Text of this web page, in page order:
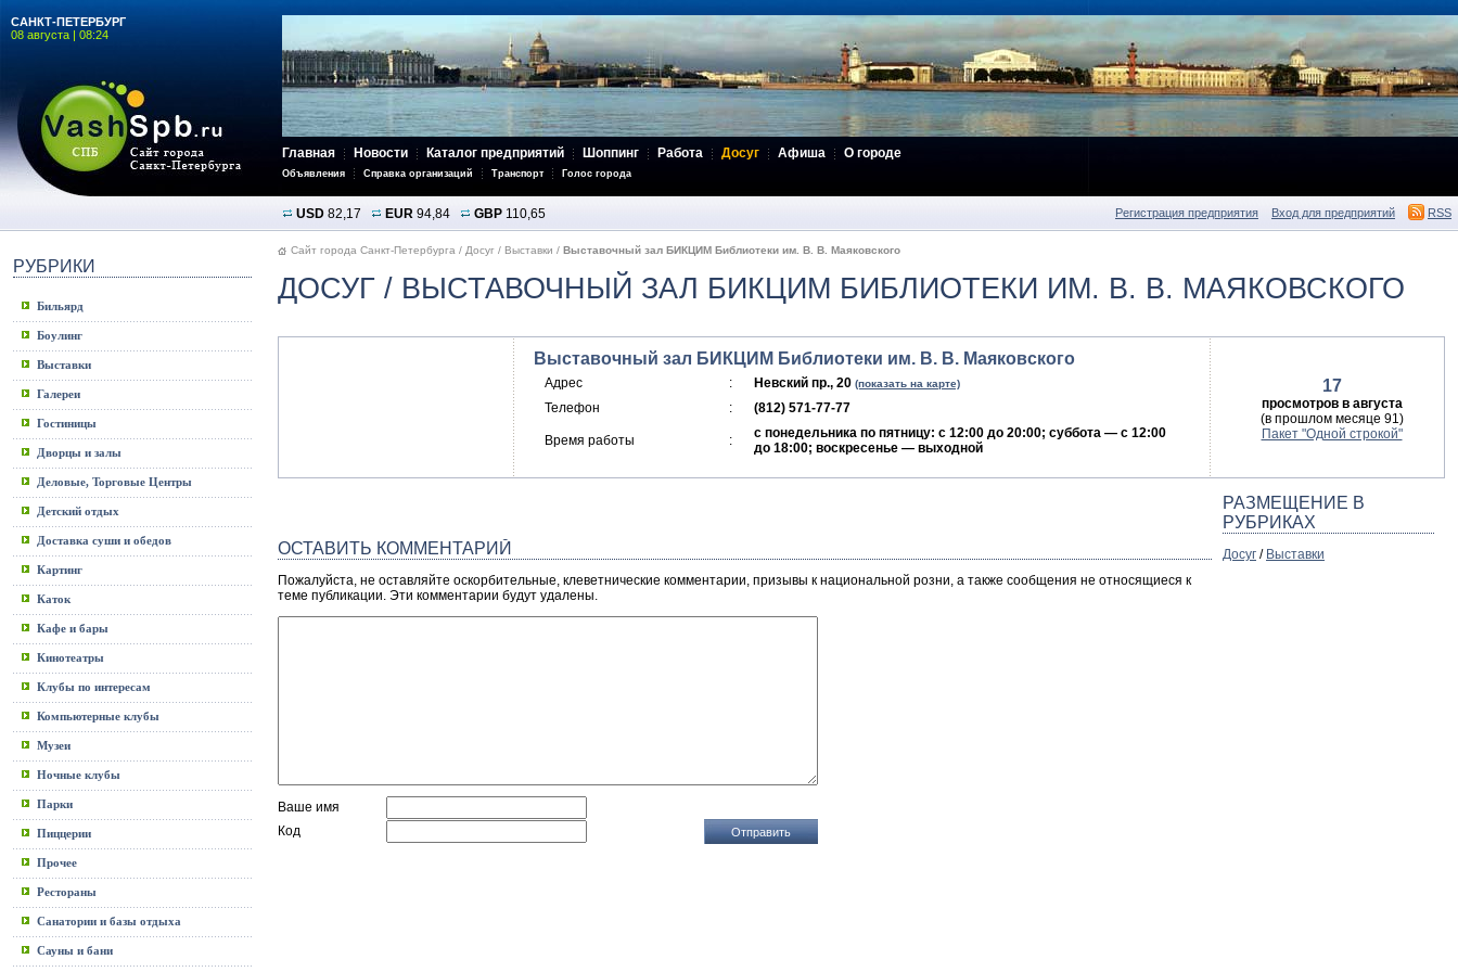
САНКТ-ПЕТЕРБУРГ
08 августа | 08:24
Главная Новости Каталог предприятий Шоппинг Работа Досуг Афиша О городе
Объявления Справка организаций Транспорт Голос города
USD 82,17 EUR 94,84 GBP 110,65 Регистрация предприятия Вход для предприятий RSS
РУБРИКИ
Бильярд
Боулинг
Выставки
Галереи
Гостиницы
Дворцы и залы
Деловые, Торговые Центры
Детский отдых
Доставка суши и обедов
Картинг
Каток
Кафе и бары
Кинотеатры
Клубы по интересам
Компьютерные клубы
Музеи
Ночные клубы
Парки
Пиццерии
Прочее
Рестораны
Санатории и базы отдыха
Сауны и бани
Сайт города Санкт-Петербурга / Досуг / Выставки / Выставочный зал БИКЦИМ Библиотеки им. В. В. Маяковского
ДОСУГ / ВЫСТАВОЧНЫЙ ЗАЛ БИКЦИМ БИБЛИОТЕКИ ИМ. В. В. МАЯКОВСКОГО
Выставочный зал БИКЦИМ Библиотеки им. В. В. Маяковского
Адрес : Невский пр., 20 (показать на карте)
Телефон : (812) 571-77-77
Время работы :
с понедельника по пятницу: с 12:00 до 20:00; суббота — с 12:00
до 18:00; воскресенье — выходной
17
просмотров в августа
(в прошлом месяце 91)
Пакет "Одной строкой"
ОСТАВИТЬ КОММЕНТАРИЙ
Пожалуйста, не оставляйте оскорбительные, клеветнические комментарии, призывы к национальной розни, а также сообщения не относящиеся к
теме публикации. Эти комментарии будут удалены.
Ваше имя
Код
РАЗМЕЩЕНИЕ В
РУБРИКАХ
Досуг / Выставки